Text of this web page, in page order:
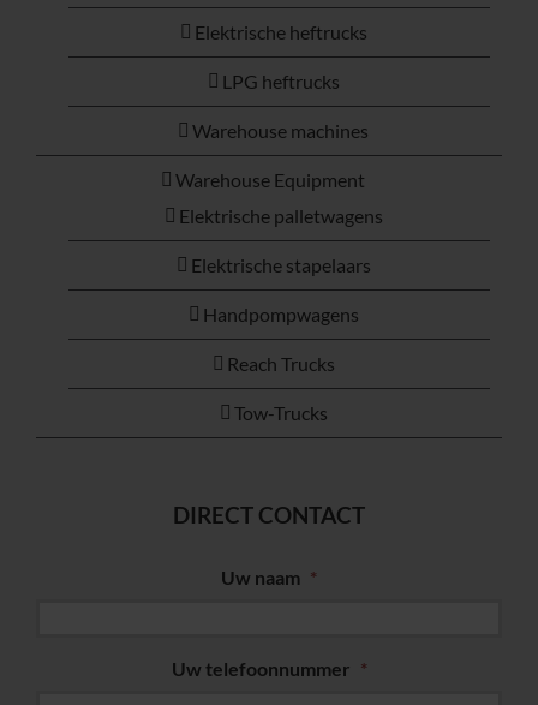
Elektrische heftrucks
LPG heftrucks
Warehouse machines
Warehouse Equipment
Elektrische palletwagens
Elektrische stapelaars
Handpompwagens
Reach Trucks
Tow-Trucks
DIRECT CONTACT
Uw naam *
Uw telefoonnummer *